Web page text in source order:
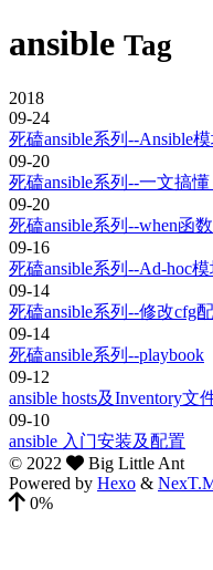
ansible Tag
2018
09-24
死磕ansible系列--Ansible
09-20
死磕ansible系列--一文搞
09-20
死磕ansible系列--when函
09-16
死磕ansible系列--Ad-hoc
09-14
死磕ansible系列--修改cfg
09-14
死磕ansible系列--playbook
09-12
ansible hosts及Inventory文
09-10
ansible 入门安装及配置
© 2022
Big Little Ant
Powered by Hexo &
0%